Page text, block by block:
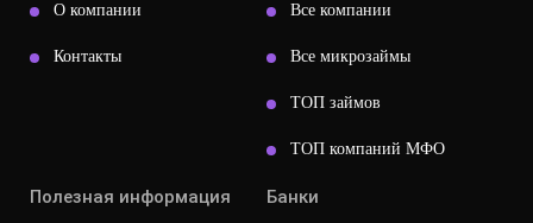
О компании
Контакты
Все компании
Все микрозаймы
ТОП займов
ТОП компаний МФО
Полезная информация Банки